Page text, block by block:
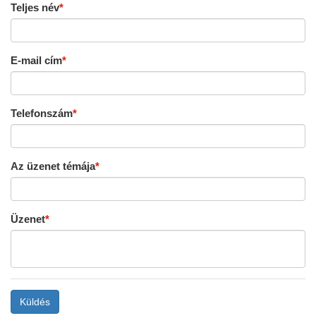
Teljes név
E-mail cím
Telefonszám
Az üzenet témája
Üzenet
Küldés